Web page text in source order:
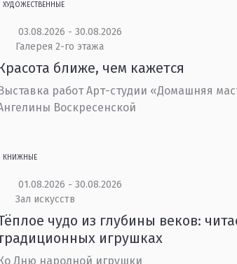
ХУДОЖЕСТВЕННЫЕ
03.08.2026 - 30.08.2026
Галерея 2-го этажа
ближе, чем кажется
Выставка работ Арт-студии «Домашняя
Воскресенской
КНИЖНЫЕ
01.08.2026 - 30.08.2026
Зал искусств
чудо из глубины веков:
игрушках
Ко Дню народной игрушки